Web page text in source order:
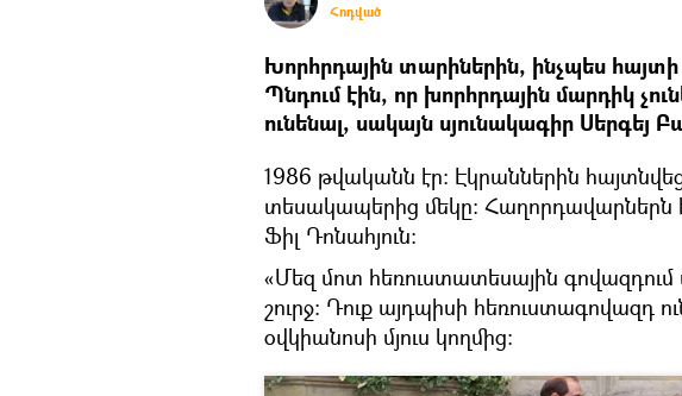
Հոդված
Խորհրդային տարիներին, ինչպես հայտի
Պնդում էին, որ խորհրդային մարդիկ
ունենալ, սակայն սյունակագիր Սերգեյ
1986 թվականն էր։ Էկրաններին
տեսակապերից մեկը։ Հաղորդավարներն
Ֆիլ Դոնահյուն։
«Մեզ մոտ հեռուստատեսային գովազդում
շուրջ։ Դուք այդպիսի հեռուստագովազդ
օվկիանոսի մյուս կողմից։